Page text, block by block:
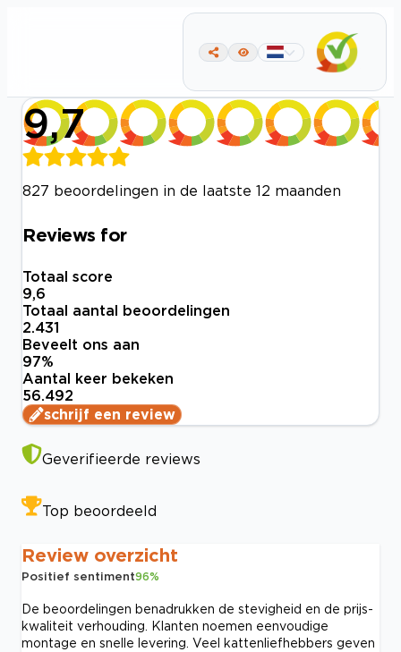
9,7
827 beoordelingen in de laatste 12 maanden
Reviews for
Totaal score
9,6
Totaal aantal beoordelingen
2.431
Beveelt ons aan
97%
Aantal keer bekeken
56.492
schrijf een review
Geverifieerde reviews
Top beoordeeld
Review overzicht
Positief sentiment96%
De beoordelingen benadrukken de stevigheid en de prijs-
kwaliteit verhouding. Klanten noemen eenvoudige
montage en snelle levering. Veel kattenliefhebbers geven